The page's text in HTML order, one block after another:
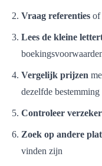
Vraag referenties of
Lees de kleine
Vergelijk prijzen
dezelfde bestemming
Controleer
Zoek op andere
vinden zijn